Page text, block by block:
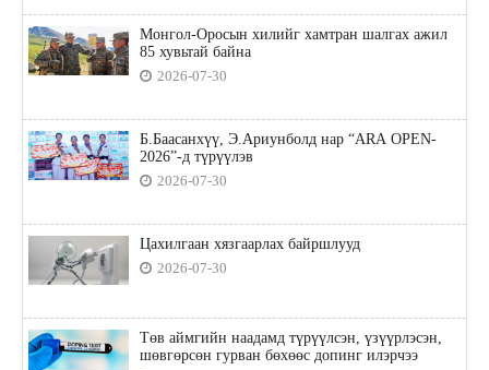
Монгол-Оросын хилийг хамтран шалгах ажил
85 хувьтай байна
2026-07-30
Б.Баасанхүү, Э.Ариунболд нар “ARA OPEN-
2026”-д түрүүлэв
2026-07-30
Цахилгаан хязгаарлах байршлууд
2026-07-30
Төв аймгийн наадамд түрүүлсэн, үзүүрлэсэн,
шөвгөрсөн гурван бөхөөс допинг илэрчээ